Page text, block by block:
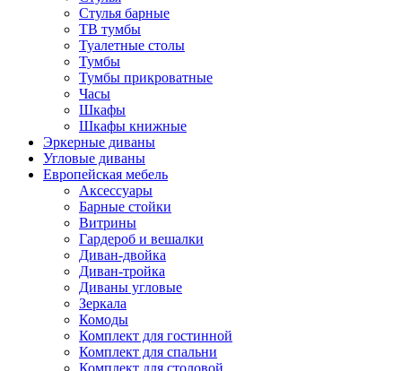
Стулья барные
ТВ тумбы
Туалетные столы
Тумбы
Тумбы прикроватные
Часы
Шкафы
Шкафы книжные
Эркерные диваны
Угловые диваны
Европейская мебель
Аксессуары
Барные стойки
Витрины
Гардероб и вешалки
Диван-двойка
Диван-тройка
Диваны угловые
Зеркала
Комоды
Комплект для гостинной
Комплект для спальни
Комплект для столовой